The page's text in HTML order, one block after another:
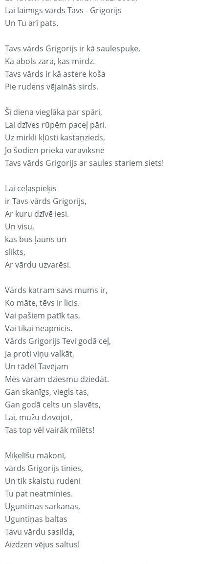
Lai laimīgs vārds Tavs - Grigorijs
Un Tu arī pats.
Tavs vārds Grigorijs ir kā saulespuķe,
Kā ābols zarā, kas mirdz.
Tavs vārds ir kā astere koša
Pie rudens vējainās sirds.
Šī diena vieglāka par spāri,
Lai dzīves rūpēm paceļ pāri.
Uz mirkli kļūsti kastaņzieds,
Jo šodien prieka varavīksnē
Tavs vārds Grigorijs ar saules stariem siets!
Lai ceļaspieķis
ir Tavs vārds Grigorijs,
Ar kuru dzīvē iesi.
Un visu,
kas būs ļauns un
slikts,
Ar vārdu uzvarēsi.
Vārds katram savs mums ir,
Ko māte, tēvs ir licis.
Vai pašiem patīk tas,
Vai tikai neapnicis.
Vārds Grigorijs Tevi godā ceļ,
Ja proti viņu valkāt,
Un tādēļ Tavējam
Mēs varam dziesmu dziedāt.
Gan skanīgs, viegls tas,
Gan godā celts un slavēts,
Lai, mūžu dzīvojot,
Tas top vēl vairāk mīlēts!
Miķelīšu mākonī,
vārds Grigorijs tinies,
Un tik skaistu rudeni
Tu pat neatminies.
Uguntiņas sarkanas,
Uguntiņas baltas
Tavu vārdu sasilda,
Aizdzen vējus saltus!